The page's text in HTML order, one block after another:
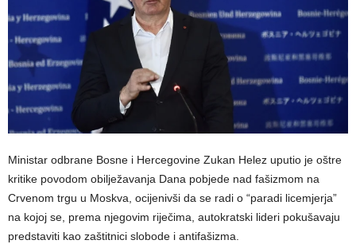
Ministar odbrane Bosne i Hercegovine Zukan Helez uputio je oštre
kritike povodom obilježavanja Dana pobjede nad fašizmom na
Crvenom trgu u Moskva, ocijenivši da se radi o “paradi licemjerja”
na kojoj se, prema njegovim riječima, autokratski lideri pokušavaju
predstaviti kao zaštitnici slobode i antifašizma.